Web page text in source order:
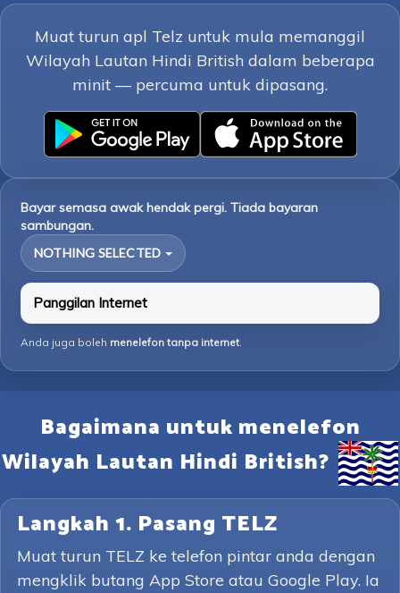
Muat turun apl Telz untuk mula memanggil
Wilayah Lautan Hindi British dalam beberapa
minit — percuma untuk dipasang.
Bayar semasa awak hendak pergi. Tiada bayaran
sambungan.
NOTHING SELECTED
Panggilan Internet
Anda juga boleh menelefon tanpa internet.
Bagaimana untuk menelefon
Wilayah Lautan Hindi British?
Langkah 1. Pasang TELZ
Muat turun TELZ ke telefon pintar anda dengan
mengklik butang App Store atau Google Play. Ia